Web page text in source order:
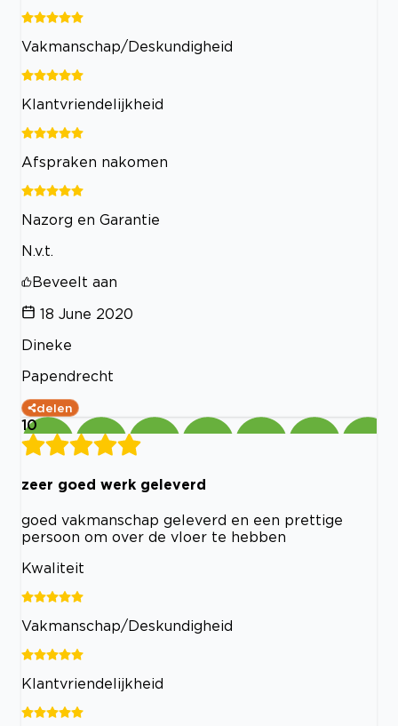
Vakmanschap/Deskundigheid
Klantvriendelijkheid
Afspraken nakomen
Nazorg en Garantie
N.v.t.
Beveelt aan
18 June 2020
Dineke
Papendrecht
delen
10
zeer goed werk geleverd
goed vakmanschap geleverd en een prettige
persoon om over de vloer te hebben
Kwaliteit
Vakmanschap/Deskundigheid
Klantvriendelijkheid